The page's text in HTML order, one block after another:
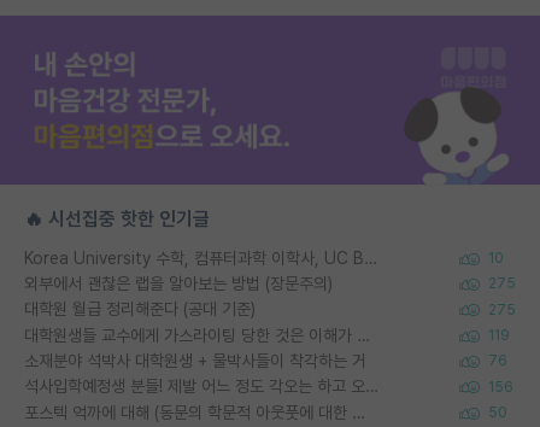
🔥 시선집중 핫한 인기글
Korea University 수학, 컴퓨터과학 이학사, UC Berkeley 산업공학 대학원 공학박사가 되는 것은 쉽지 않겠죠? 10
외부에서 괜찮은 랩을 알아보는 방법 (장문주의) 275
대학원 월급 정리해준다 (공대 기준) 275
대학원생들 교수에게 가스라이팅 당한 것은 이해가 갑니다. 안타깝네요. 119
소재분야 석박사 대학원생 + 물박사들이 착각하는 거 76
석사입학예정생 분들! 제발 어느 정도 각오는 하고 오세요. 156
포스텍 억까에 대해 (동문의 학문적 아웃풋에 대한 반박) 50